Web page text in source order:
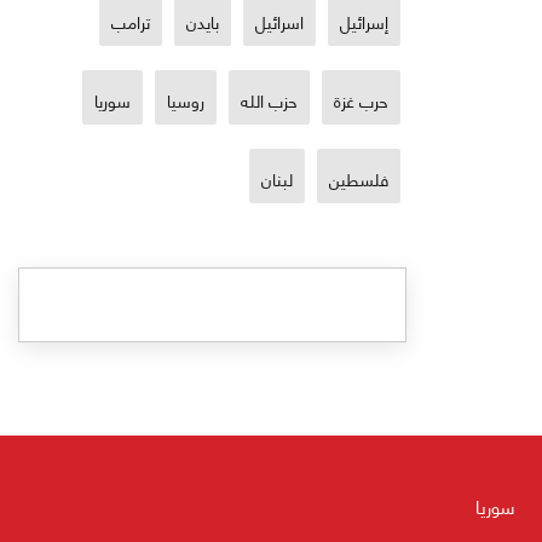
إسرائيل اسرائيل بايدن ترامب
حرب غزة حزب الله روسيا سوريا
فلسطين لبنان
سوريا